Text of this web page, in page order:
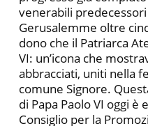
venerabili predecessori
Gerusalemme oltre
dono che il Patriarca
VI: un’icona che
abbracciati, uniti nella
comune Signore.
di Papa Paolo VI oggi è
Consiglio per la